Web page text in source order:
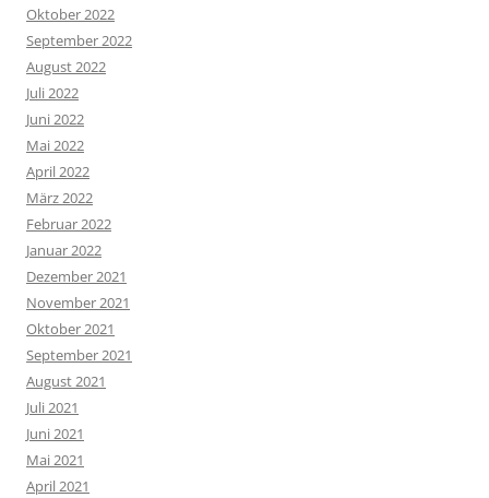
Oktober 2022
September 2022
August 2022
Juli 2022
Juni 2022
Mai 2022
April 2022
März 2022
Februar 2022
Januar 2022
Dezember 2021
November 2021
Oktober 2021
September 2021
August 2021
Juli 2021
Juni 2021
Mai 2021
April 2021